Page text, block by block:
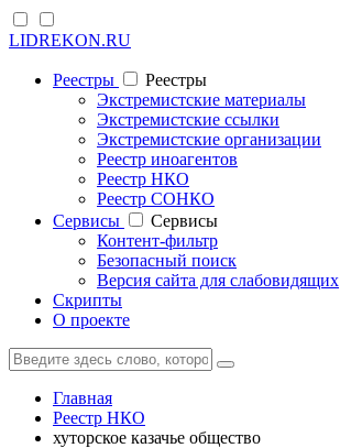
LIDREKON.RU
Реестры
Реестры
Экстремистские материалы
Экстремистские ссылки
Экстремистские организации
Реестр иноагентов
Реестр НКО
Реестр СОНКО
Cервисы
Cервисы
Контент-фильтр
Безопасный поиск
Версия сайта для слабовидящих
Скрипты
О проекте
Главная
Реестр НКО
хуторское казачье общество